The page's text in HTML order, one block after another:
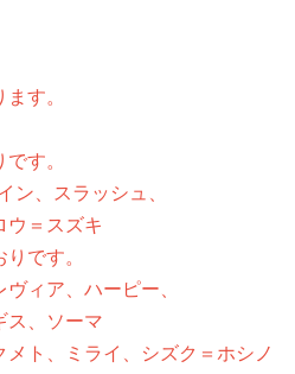
す。
す。
、スラッシュ、
スズキ
です。
ィア、ハーピー、
ソーマ
ライ、シズク＝ホシノ